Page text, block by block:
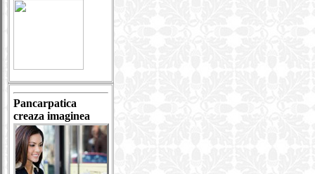
Pancarpatica
creaza imaginea